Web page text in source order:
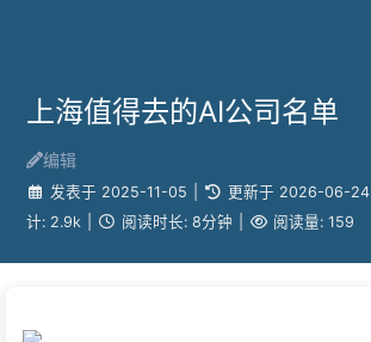
上海值得去的AI公司名单
编辑
发表于 2025-11-05 更新于 2026-06-24
计: 2.9k 阅读时长: 8分钟 阅读量: 159